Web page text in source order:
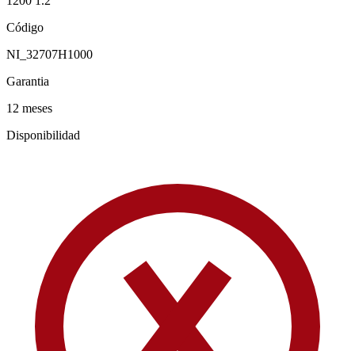
Código
NI_32707H1000
Garantia
12 meses
Disponibilidad